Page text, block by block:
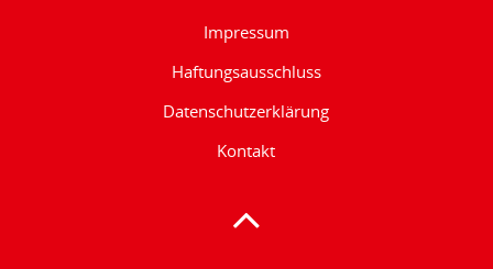
Impressum
Haftungsausschluss
Datenschutzerklärung
Kontakt